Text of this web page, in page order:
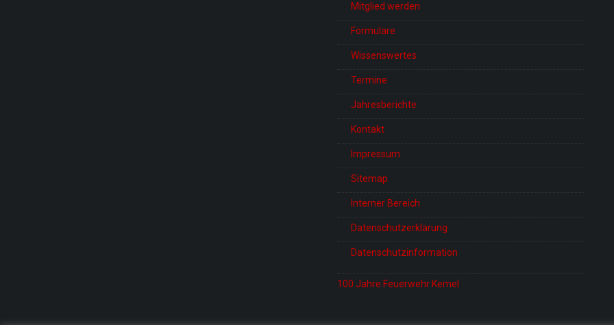
Mitglied werden
Formulare
Wissenswertes
Termine
Jahresberichte
Kontakt
Impressum
Sitemap
Interner Bereich
Datenschutzerklärung
Datenschutzinformation
100 Jahre Feuerwehr Kemel